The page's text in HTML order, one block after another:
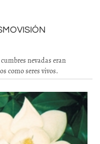
nevadas eran
como seres vivos.